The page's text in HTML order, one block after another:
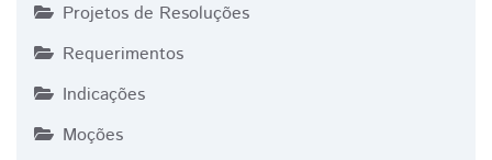
Projetos de Resoluções
Requerimentos
Indicações
Moções